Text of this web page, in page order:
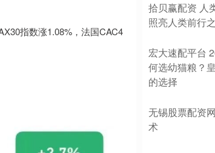
指数涨1.08%，法国CAC4
拾贝赢配资 人
照亮人类前行
宏大速配平台
何选幼猫粮？
的选择
无锡股票配资
术